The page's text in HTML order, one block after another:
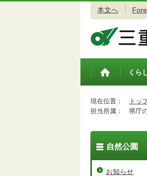
本文へ
トップペ
くら
現在位置： トッ
担当所属：
県庁
自然公園
お知らせ